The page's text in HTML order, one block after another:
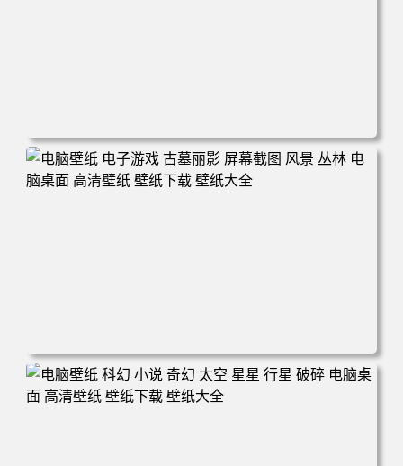
电脑壁纸 游戏 风景 未来主义 汽车 电脑桌面 高清壁纸 壁纸
下载 壁纸大全
电脑壁纸 电子游戏 古墓丽影 屏幕截图 风景 丛林 电脑桌面
高清壁纸 壁纸下载 壁纸大全